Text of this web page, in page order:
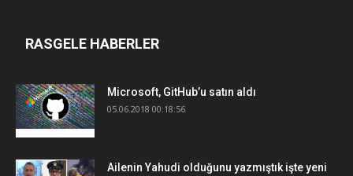
RASGELE HABERLER
Microsoft, GitHub’u satın aldı
05.06.2018 00:18:56
Ailenin Yahudi olduğunu yazmıştık işte yeni